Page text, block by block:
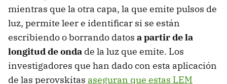
mientras que la otra capa, la que emite pulsos de
luz, permite leer e identificar si se están
escribiendo o borrando datos a partir de la
longitud de onda de la luz que emite. Los
investigadores que han dado con esta aplicación
de las perovskitas aseguran que estas LEM